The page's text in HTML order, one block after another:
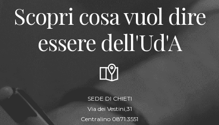
Scopri cosa vuol dire
essere dell'Ud'A
SEDE DI CHIETI
Via dei Vestini,31
Centralino 0871.3551